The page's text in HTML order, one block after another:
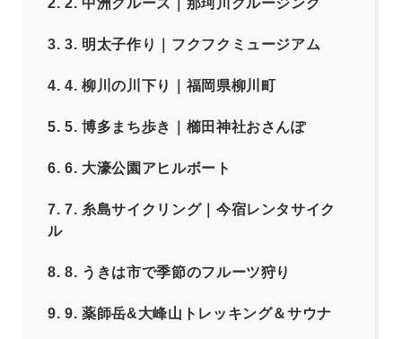
3. 3. 明太子作り｜フクフクミュージアム
4. 4. 柳川の川下り｜福岡県柳川町
5. 5. 博多まち歩き｜櫛田神社おさんぽ
6. 6. 大濠公園アヒルボート
7. 7. 糸島サイクリング｜今宿レンタサイク
ル
8. 8. うきは市で季節のフルーツ狩り
9. 9. 薬師岳&大峰山トレッキング＆サウナ